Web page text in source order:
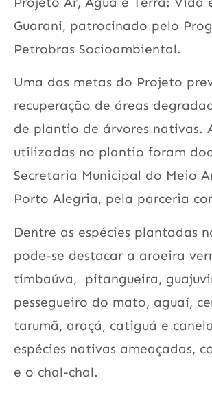
Guarani, patrocinado pelo
Petrobras Socioambiental.
Uma das metas do Projeto
recuperação de áreas
de plantio de árvores nativas.
utilizadas no plantio foram
Secretaria Municipal do Meio
Porto Alegria, pela parceria
Dentre as espécies plantadas
pode-se destacar a aroeira
timbaúva, pitangueira,
pessegueiro do mato, aguaí,
tarumã, araçá, catiguá e
espécies nativas ameaçadas,
e o chal-chal.